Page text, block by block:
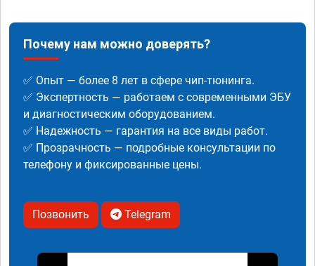
Почему нам можно доверять?
✅ Опыт — более 8 лет в сфере чип-тюнинга.
✅ Экспертность — работаем с современными ЭБУ
и диагностическим оборудованием.
✅ Надежность — гарантия на все виды работ.
✅ Прозрачность — подробные консультации по
телефону и фиксированные цены.
Позвонить Telegram